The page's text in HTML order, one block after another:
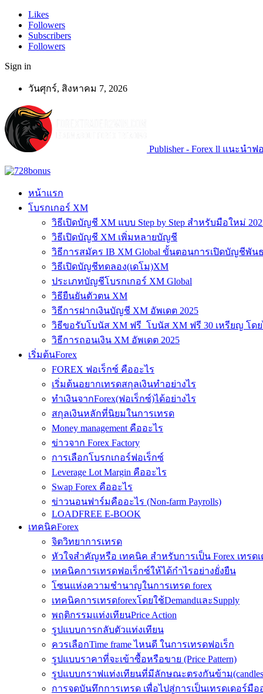
Likes
Followers
Subscribers
Followers
Sign in
วันศุกร์, สิงหาคม 7, 2026
Publisher - Forex ll แนะนำ
หน้าแรก
โบรกเกอร์ XM
วิธีเปิดบัญชี XM แบบ Step by Step สำหรับมือใหม่
วิธีเปิดบัญชี XM เพิ่มหลายบัญชี
วิธีการสมัคร IB XM Global ขั้นตอนการเปิดบัญชีพันธ
วิธีเปิดบัญชีทดลอง(เดโม)XM
ประเภทบัญชีโบรกเกอร์ XM Global
วิธียืนยันตัวตน XM
วิธีการฝากเงินบัญชี XM อัพเดต 2025
วิธีขอรับโบนัส XM ฟรี โบนัส XM ฟรี 30 เหรียญ โดย
วิธีการถอนเงิน XM อัพเดต 2025
เริ่มต้นForex
FOREX ฟอเร็กซ์ คืออะไร
เริ่มต้นอยากเทรดสกุลเงินทำอย่างไร
ทำเงินจากForex(ฟอเร็กซ์)ได้อย่างไร
สกุลเงินหลักที่นิยมในการเทรด
Money management คืออะไร
ข่าวจาก Forex Factory
การเลือกโบรกเกอร์ฟอเร็กซ์
Leverage Lot Margin คืออะไร
Swap Forex คืออะไร
ข่าวนอนฟาร์มคืออะไร (Non-farm Payrolls)
LOADFREE E-BOOK
เทคนิคForex
จิตวิทยาการเทรด
หัวใจสำคัญหรือ เทคนิค สำหรับการเป็น Forex เทรดเ
เทคนิคการเทรดฟอเร็กซ์ให้ได้กำไรอย่างยั่งยืน
โซนแห่งความชำนาญในการเทรด forex
เทคนิคการเทรดforexโดยใช้DemandและSupply
พฤติกรรมแท่งเทียนPrice Action
รูปแบบการกลับตัวแท่งเทียน
ควรเลือกTime frame ไหนดี ในการเทรดฟอเร็ก
รูปแบบราคาที่จะเข้าซื้อหรือขาย (Price Pattern)
รูปแบบกราฟแท่งเทียนที่มีลักษณะตรงกันข้าม
การจดบันทึกการเทรด เพื่อไปสู่การเป็นเทรดเดอร์มื